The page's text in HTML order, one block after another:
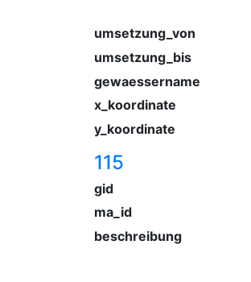
umsetzung_von
umsetzung_bis
gewaessername
x_koordinate
y_koordinate
115
gid
ma_id
beschreibung